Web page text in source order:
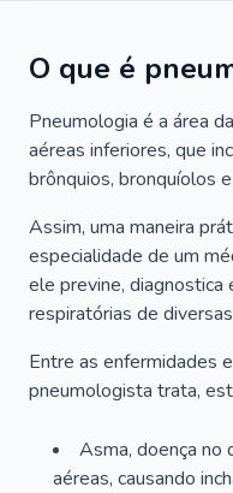
O que é
Pneumologia é a área
aéreas inferiores, que
brônquios, bronquíolos
Assim, uma maneira
especialidade de um
ele previne, diagnostica
respiratórias de
Entre as enfermidades
pneumologista trata,
Asma, doença no
aéreas, causando